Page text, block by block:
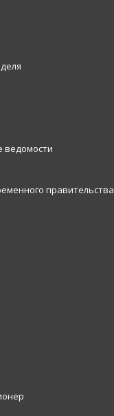
ведомости
правительства